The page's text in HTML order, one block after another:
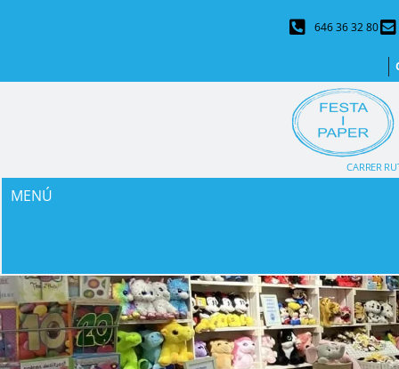
646 36 32 80
CARRER
MENÚ